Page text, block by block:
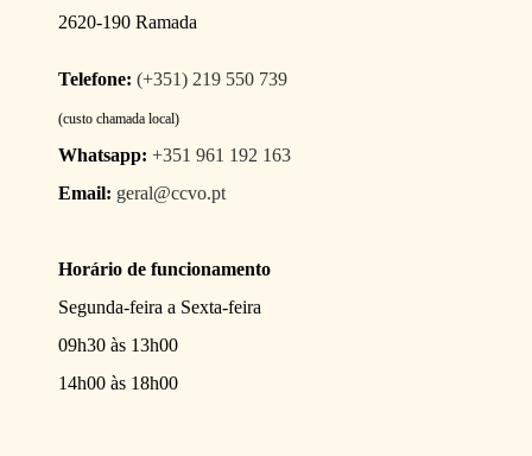
2620-190 Ramada
Telefone: (+351) 219 550 739
(custo chamada local)
Whatsapp: +351 961 192 163
Email: geral@ccvo.pt
Horário de funcionamento
Segunda-feira a Sexta-feira
09h30 às 13h00
14h00 às 18h00